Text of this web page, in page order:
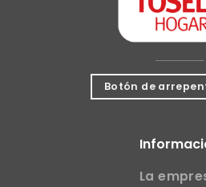
Botón de
La